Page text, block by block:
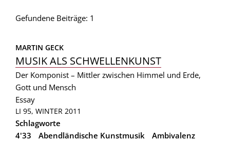
Gefundene Beiträge: 1
MARTIN GECK
MUSIK ALS SCHWELLENKUNST
Der Komponist – Mittler zwischen Himmel und Erde,
Gott und Mensch
Essay
LI 95, WINTER 2011
Schlagworte
4'33
Abendländische Kunstmusik
Ambivalenz